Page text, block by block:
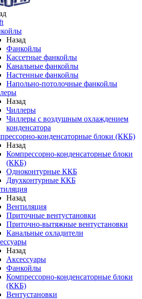
Назад
Фанкойлы
Кассетные фанкойлы
Канальные фанкойлы
Настенные фанкойлы
Напольно-потолочные фанкойлы
Назад
Чиллеры
Чиллеры с воздушным охлаждением
конденсатора
конденсаторные блоки (ККБ)
Назад
Компрессорно-конденсаторные блоки
(ККБ)
Одноконтурные ККБ
Двухконтурные ККБ
Назад
Вентиляция
Приточные вентустановки
Приточно-вытяжные вентустановки
Канальные охладители
Назад
Аксессуары
Фанкойлы
Компрессорно-конденсаторные блоки
(ККБ)
Вентустановки